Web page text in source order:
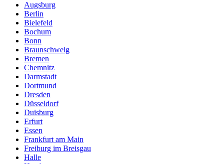
Augsburg
Berlin
Bielefeld
Bochum
Bonn
Braunschweig
Bremen
Chemnitz
Darmstadt
Dortmund
Dresden
Düsseldorf
Duisburg
Erfurt
Essen
Frankfurt am Main
Freiburg im Breisgau
Halle